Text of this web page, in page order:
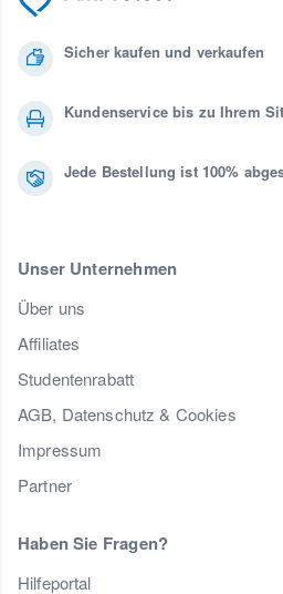
Sicher kaufen und verkaufen
Kundenservice bis zu Ihrem
Jede Bestellung ist 100%
Unser Unternehmen
Über uns
Affiliates
Studentenrabatt
AGB, Datenschutz & Cookies
Impressum
Partner
Haben Sie Fragen?
Hilfeportal